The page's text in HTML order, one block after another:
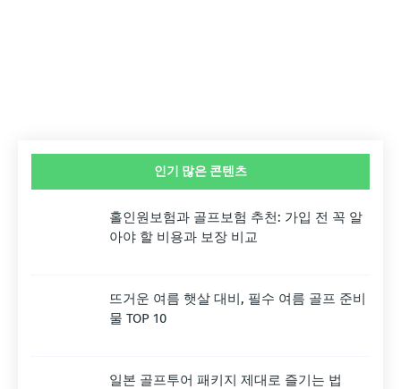
인기 많은 콘텐츠
홀인원보험과 골프보험 추천: 가입 전 꼭 알
아야 할 비용과 보장 비교
뜨거운 여름 햇살 대비, 필수 여름 골프 준비
물 TOP 10
일본 골프투어 패키지 제대로 즐기는 법